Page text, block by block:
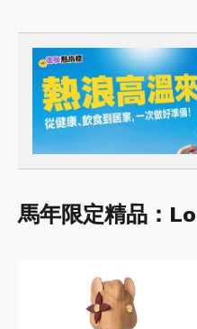
馬年限定精品：